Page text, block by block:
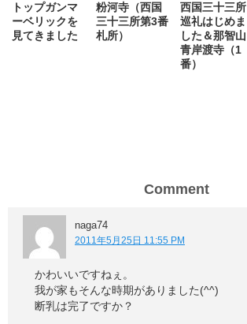
トップガンマ
ーベリックを
見てきました
粉河寺（西国
三十三所第3番
札所）
西国三十三所
巡礼はじめま
した＆那智山
青岸渡寺（1
番）
Comment
naga74
2011年5月25日 11:55 PM
かわいいですねぇ。
我が家もそんな時期がありました(^^)
断乳は完了ですか？